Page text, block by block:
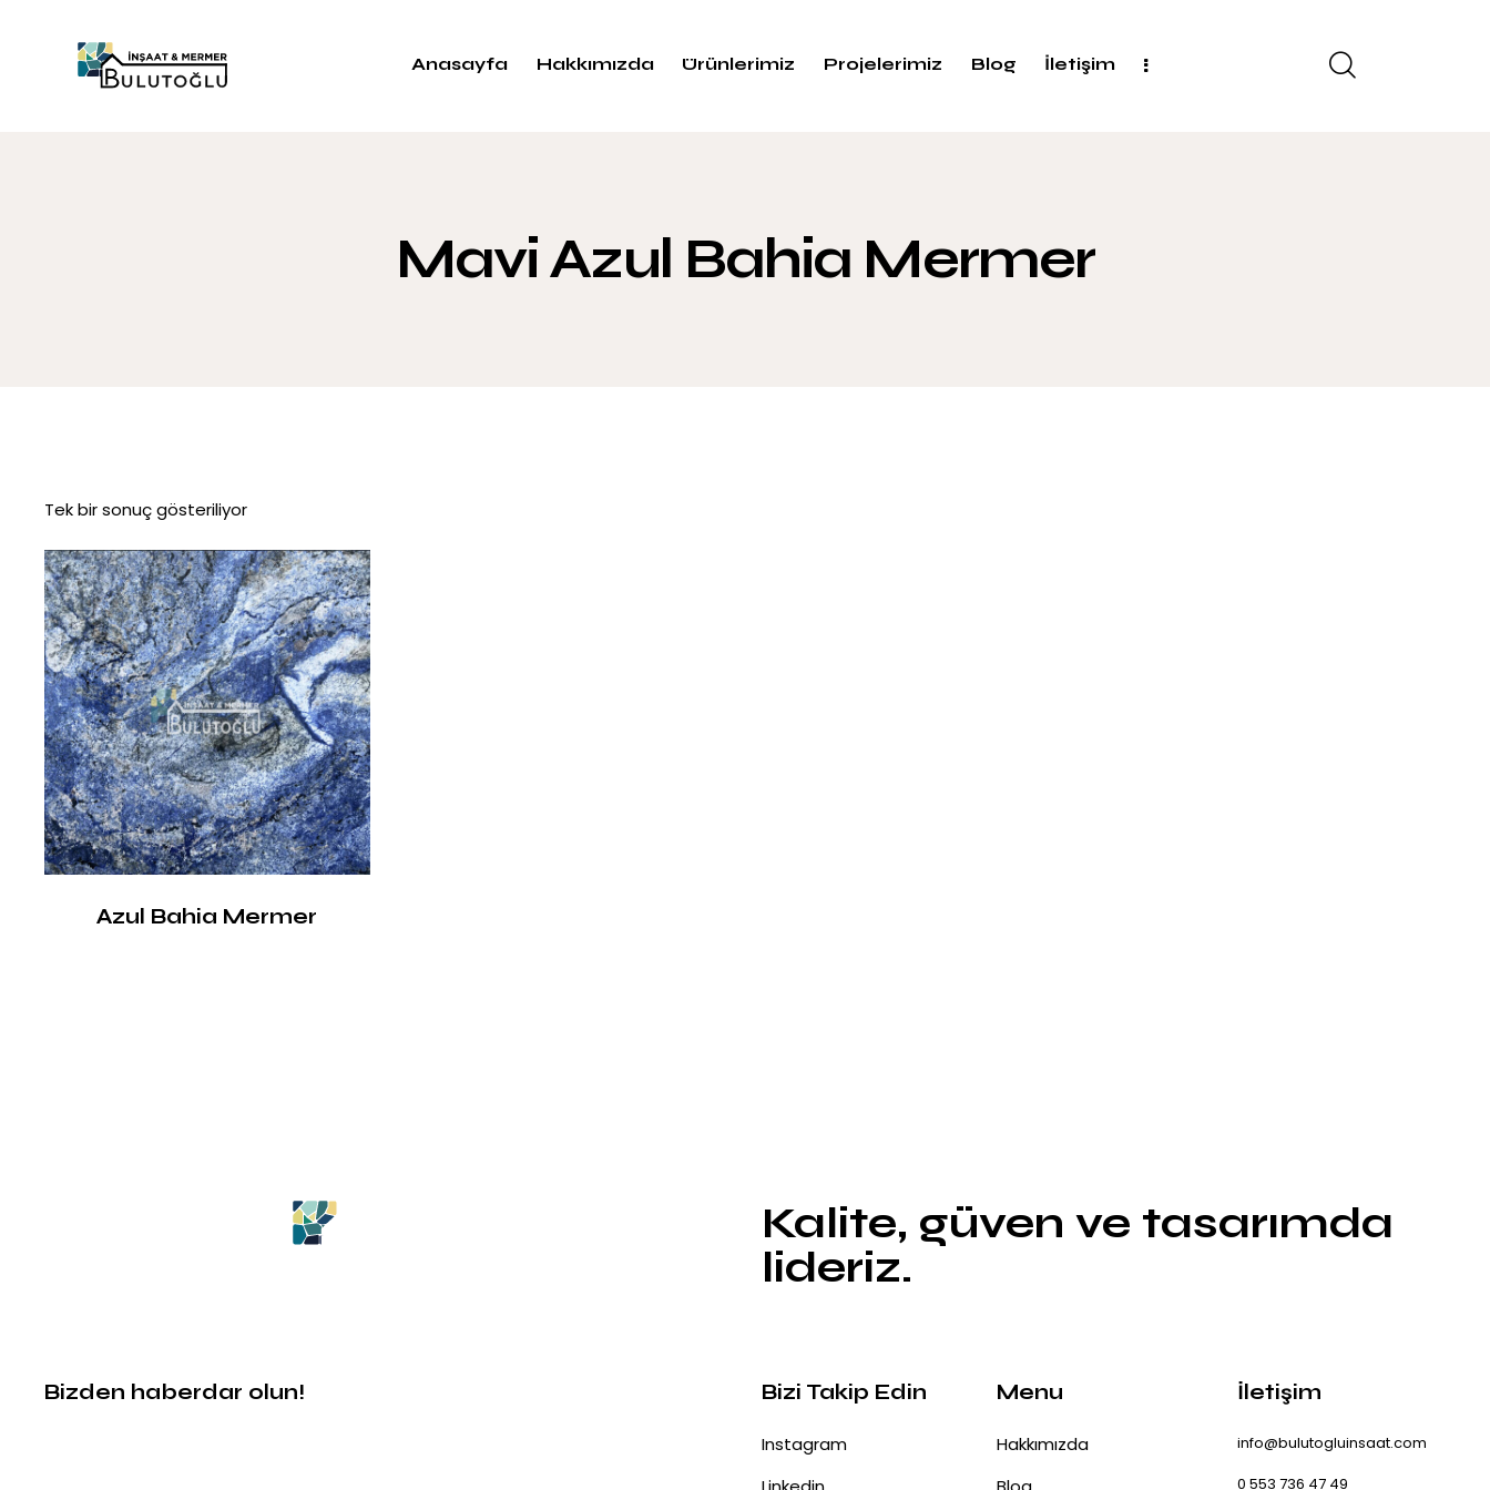
Anasayfa Hakkımızda Ürünlerimiz Projelerimiz Blog İletişim
Mavi Azul Bahia Mermer
Tek bir sonuç gösteriliyor
Azul Bahia Mermer
Kalite, güven ve tasarımda
lideriz.
Bizden haberdar olun! Bizi Takip Edin
Instagram
Menu
Hakkımızda
İletişim
info@bulutogluinsaat.com
0 553 736 47 49